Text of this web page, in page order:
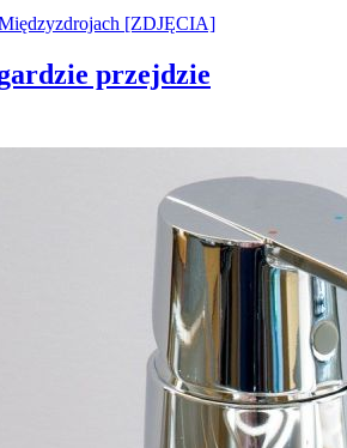
przejdzie